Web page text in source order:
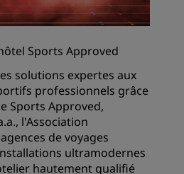
Sports Approved
solutions expertes aux
professionnels grâce
Sports Approved,
l'Association
de voyages
ultramodernes
hautement qualifié